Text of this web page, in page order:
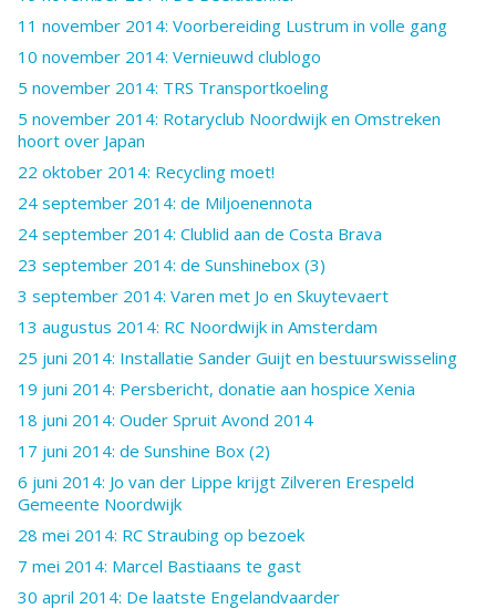
11 november 2014: Voorbereiding Lustrum in volle gang
10 november 2014: Vernieuwd clublogo
5 november 2014: TRS Transportkoeling
5 november 2014: Rotaryclub Noordwijk en Omstreken
hoort over Japan
22 oktober 2014: Recycling moet!
24 september 2014: de Miljoenennota
24 september 2014: Clublid aan de Costa Brava
23 september 2014: de Sunshinebox (3)
3 september 2014: Varen met Jo en Skuytevaert
13 augustus 2014: RC Noordwijk in Amsterdam
25 juni 2014: Installatie Sander Guijt en bestuurswisseling
19 juni 2014: Persbericht, donatie aan hospice Xenia
18 juni 2014: Ouder Spruit Avond 2014
17 juni 2014: de Sunshine Box (2)
6 juni 2014: Jo van der Lippe krijgt Zilveren Erespeld
Gemeente Noordwijk
28 mei 2014: RC Straubing op bezoek
7 mei 2014: Marcel Bastiaans te gast
30 april 2014: De laatste Engelandvaarder